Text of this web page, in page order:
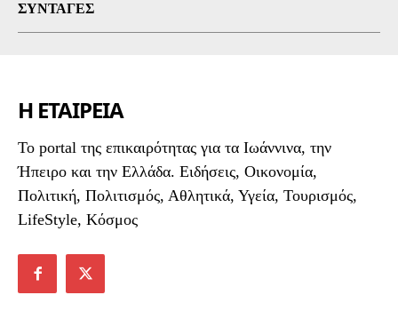
ΣΥΝΤΑΓΈΣ
Η ΕΤΑΙΡΕΙΑ
To portal της επικαιρότητας για τα Ιωάννινα, την
Ήπειρο και την Ελλάδα. Ειδήσεις, Οικονομία,
Πολιτική, Πολιτισμός, Αθλητικά, Υγεία, Τουρισμός,
LifeStyle, Κόσμος